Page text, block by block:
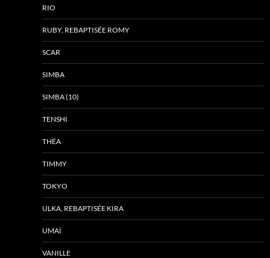
RIO
RUBY, REBAPTISÉE ROMY
SCAR
SIMBA
SIMBA (10)
TENSHI
THÉA
TIMMY
TOKYO
ULKA, REBAPTISÉE KIRA
UMAÏ
VANILLE